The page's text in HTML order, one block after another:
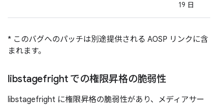
19 日
* このバグへのパッチは別途提供される AOSP リンクに含
まれます。
libstagefright での権限昇格の脆弱性
libstagefright に権限昇格の脆弱性があり、メディアサー